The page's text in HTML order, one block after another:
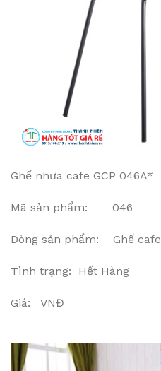
Ghế nhưa cafe GCP 046A*
Mã sản phẩm: 046
Dòng sản phẩm: Ghế cafe
Tình trạng: Hết Hàng
Giá: VNĐ